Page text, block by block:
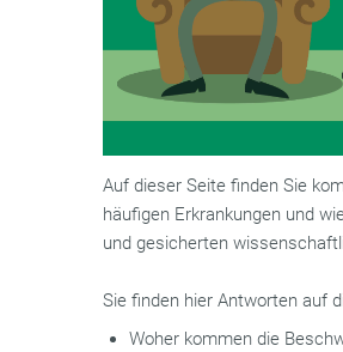
Auf dieser Seite finden Sie
häufigen Erkrankungen und
und gesicherten
Sie finden hier Antworten auf
Woher kommen die